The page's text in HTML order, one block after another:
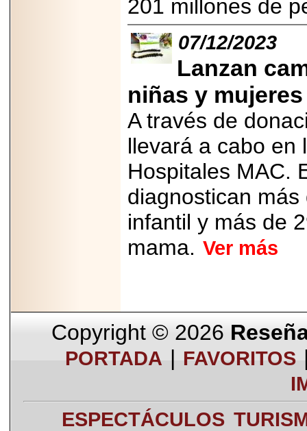
201 millones de
07/12/2023
Lanzan
niñas y
A través de
llevará a cabo en
Hospitales MAC.
diagnostican
infantil y más de
mama. Ver más
Copyright © 2026
PORTADA | FAVORITOS
ESPECTÁCULOS